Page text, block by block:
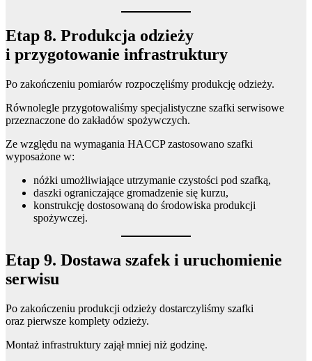
Etap 8. Produkcja odzieży
i przygotowanie infrastruktury
Po zakończeniu pomiarów rozpoczęliśmy produkcję odzieży.
Równolegle przygotowaliśmy specjalistyczne szafki serwisowe
przeznaczone do zakładów spożywczych.
Ze względu na wymagania HACCP zastosowano szafki
wyposażone w:
nóżki umożliwiające utrzymanie czystości pod szafką,
daszki ograniczające gromadzenie się kurzu,
konstrukcję dostosowaną do środowiska produkcji
spożywczej.
Etap 9. Dostawa szafek i uruchomienie
serwisu
Po zakończeniu produkcji odzieży dostarczyliśmy szafki
oraz pierwsze komplety odzieży.
Montaż infrastruktury zajął mniej niż godzinę.